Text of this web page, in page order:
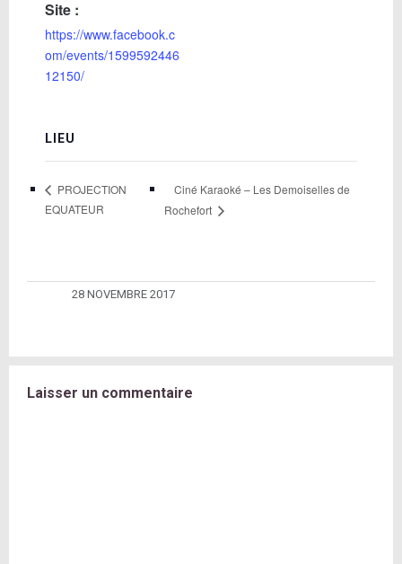
Site :
https://www.facebook.c
om/events/1599592446
12150/
LIEU
PROJECTION
EQUATEUR
Ciné Karaoké – Les Demoiselles de
Rochefort
28 NOVEMBRE 2017
Laisser un commentaire